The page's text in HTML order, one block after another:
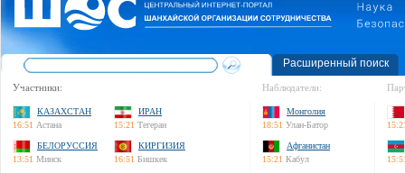
Расширенный поиск
Участники:
КАЗАХСТАН
16:51 Астана
ИРАН
15:21 Тегеран
БЕЛОРУССИЯ
13:51 Минск
КИРГИЗИЯ
16:51 Бишкек
Наблюдатели:
Монголия
18:51 Улан-Батор
Афганистан
15:21 Кабул